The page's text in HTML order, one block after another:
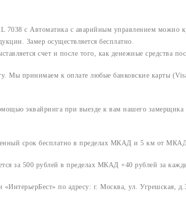
7038 с Автоматика с аварийным управлением
Замер осуществляется бесплатно.
счет и после того, как денежные средства
Мы принимаем к оплате любые банковские карты
эквайринга при выезде к вам нашего
срок бесплатно в пределах МКАД и 5 км от
за 500 рублей в пределах МКАД +40 рублей за
по адресу: г. Москва, ул. Угрешская,